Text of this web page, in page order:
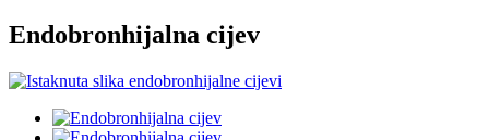
Endobronhijalna cijev